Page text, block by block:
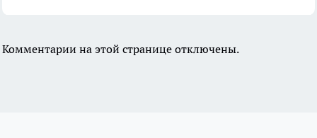
Комментарии на этой странице отключены.